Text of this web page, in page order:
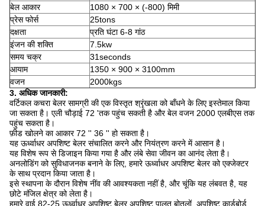
बेल आकार
1080 × 700 × (-800) मिमी
प्रेस फोर्स
25tons
दक्षता
प्रति घंटा 6-8 गांठ
इंजन की शक्ति
7.5kw
समय चक्र
31seconds
आयाम
1350 × 900 × 3100mm
वजन
2000kgs
3. अधिक जानकारी:
वर्टिकल कचरा बेलर सामग्री की एक विस्तृत श्रृंखला को बाँधने के लिए इस्तेमाल किया
जा सकता है। एली चौड़ाई 72 'तक पहुंच सकती है और बेल वजन 2000 एलबीएस तक
पहुंच सकता है।
फ़ीड खोलने का आकार 72 '' 36 '' हो सकता है।
यह ऊर्ध्वाधर अपशिष्ट बेलर संचालित करने और नियंत्रण करने में आसान है।
यह विशेष रूप से डिजाइन किया गया है और लंबे सेवा जीवन का आनंद लेता है।
अनलोडिंग को सुविधाजनक बनाने के लिए, हमारे ऊर्ध्वाधर अपशिष्ट बेलर को एक्जेक्टर
के साथ प्रदान किया जाता है।
इसे स्थापना के दौरान विशेष नींव की आवश्यकता नहीं है, और चूंकि यह लंबवत है, यह
छोटे मंजिल क्षेत्र को लेता है।
हमारे वाई 82-25 ऊर्ध्वाधर अपशिष्ट बेलर अपशिष्ट पालतू बोतलों, अपशिष्ट कार्डबोर्ड,